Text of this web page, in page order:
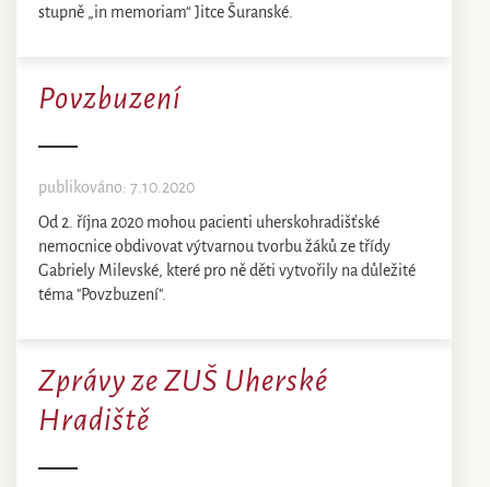
stupně „in memoriam“ Jitce Šuranské.
Povzbuzení
publikováno: 7.10.2020
Od 2. října 2020 mohou pacienti uherskohradišťské
nemocnice obdivovat výtvarnou tvorbu žáků ze třídy
Gabriely Milevské, které pro ně děti vytvořily na důležité
téma "Povzbuzení".
Zprávy ze ZUŠ Uherské
Hradiště